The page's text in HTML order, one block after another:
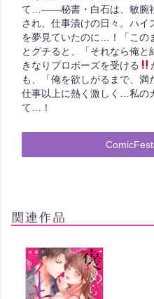
て…――秘書・白石は、敏腕
され、仕事漬けの日々。ハ
を夢見ていたのに…！「この
とグチると、「それなら俺
きなりプロポーズを受ける
も、「俺を欲しがるまで、満
仕事以上に熱く激しく…私の
て…！